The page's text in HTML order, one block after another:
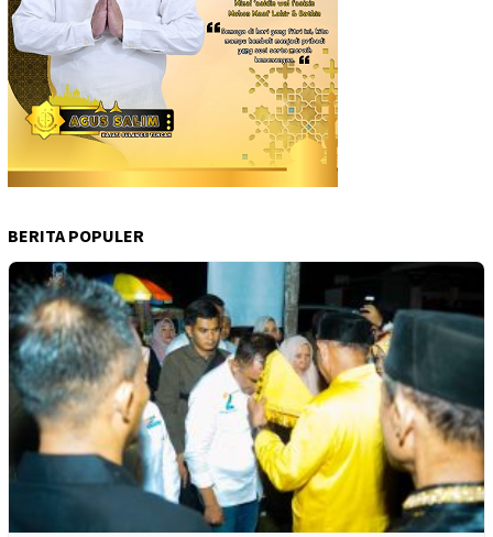
BERITA POPULER